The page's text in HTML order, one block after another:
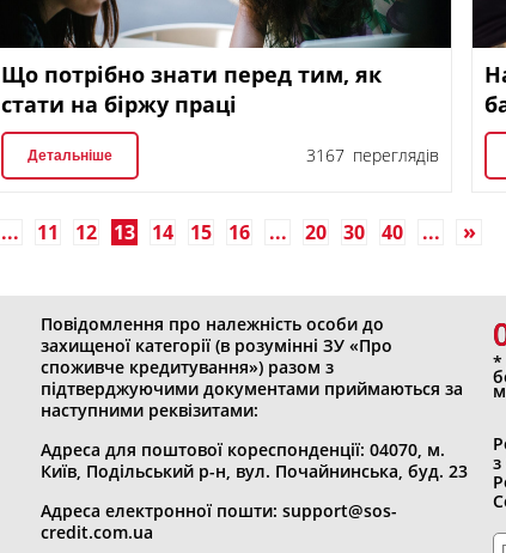
Що потрібно знати перед тим, як
стати на біржу праці
Детальніше 3167 переглядів
... 11 12 13 14 15 16 ... 20 30 40
...
Повідомлення про належність особи до
захищеної категорії (в розумінні ЗУ «Про
споживче кредитування») разом з
підтверджуючими документами приймаються за
наступними реквізитами:
Адреса для поштової кореспонденції: 04070, м.
Київ, Подільський р-н, вул. Почайнинська, буд. 23
Адреса електронної пошти: support@sos-
credit.com.ua
*